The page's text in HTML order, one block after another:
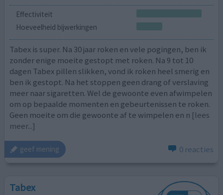
Effectiviteit
Hoeveelheid bijwerkingen
Tabex is super. Na 30 jaar roken en vele pogingen, ben ik
zonder enige moeite gestopt met roken. Na 9 tot 10
dagen Tabex pillen slikken, vond ik roken heel smerig en
ben ik gestopt. Na het stoppen geen drang of verslaving
meer naar sigaretten. Wel de gewoonte even afwimpelen
om op bepaalde momenten en gebeurtenissen te roken.
Geen moeite om die gewoonte af te wimpelen en n [lees
meer...]
geef mening 0 reacties
Tabex